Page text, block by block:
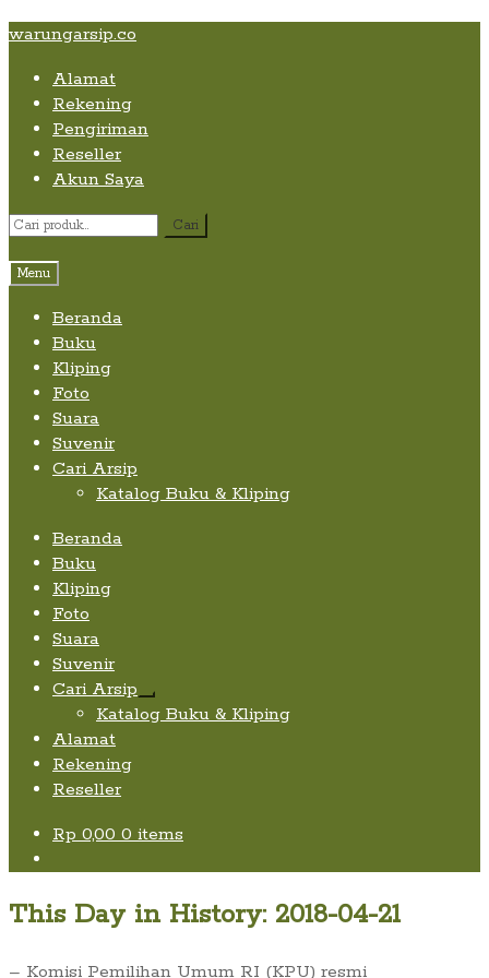
Skip
content
Skip
navigation
Skip
content
warungarsip.co
Alamat
Rekening
Pengiriman
Reseller
Akun Saya
Pencarian
Cari
Menu
Beranda
Buku
Kliping
Foto
Suara
Suvenir
Cari Arsip
Katalog Buku & Kliping
Beranda
Buku
Kliping
Foto
Suara
Suvenir
Cari Arsip
Expand
child
Katalog Buku & Kliping
Alamat
Rekening
Reseller
Rp 0,00 0 items
This Day in History: 2018-04-21
– Komisi Pemilihan Umum RI (KPU) resmi